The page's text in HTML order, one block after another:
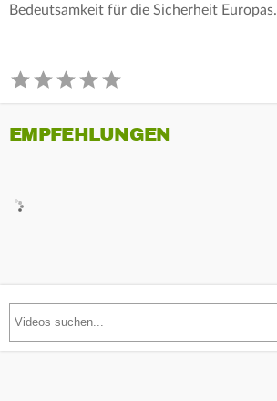
Bedeutsamkeit für die Sicherheit Europas.
EMPFEHLUNGEN